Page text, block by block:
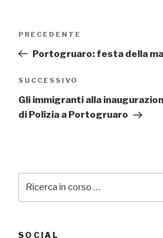
Articolo
precedente:
PRECEDENTE
Portogruaro: festa della
Articolo
successivo
SUCCESSIVO
Gli immigranti alla
di Polizia a Portogruaro
SOCIAL